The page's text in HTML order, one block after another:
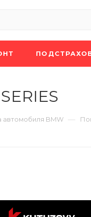
автомобиля BMW —